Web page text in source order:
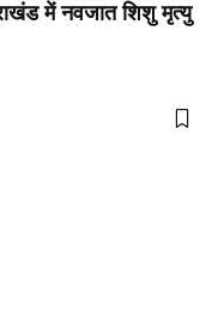
में नवजात शिशु मृत्यु